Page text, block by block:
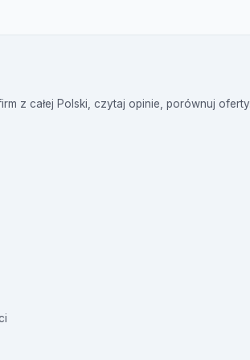
z całej Polski, czytaj opinie, porównuj